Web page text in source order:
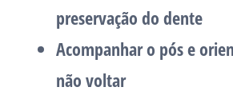
preservação do dente
Acompanhar o pós e
não voltar